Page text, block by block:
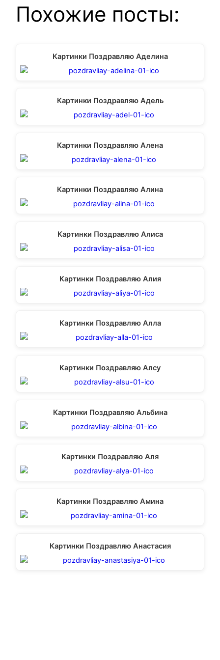
Похожие посты:
Картинки Поздравляю Аделина
Картинки Поздравляю Адель
Картинки Поздравляю Алена
Картинки Поздравляю Алина
Картинки Поздравляю Алиса
Картинки Поздравляю Алия
Картинки Поздравляю Алла
Картинки Поздравляю Алсу
Картинки Поздравляю Альбина
Картинки Поздравляю Аля
Картинки Поздравляю Амина
Картинки Поздравляю Анастасия